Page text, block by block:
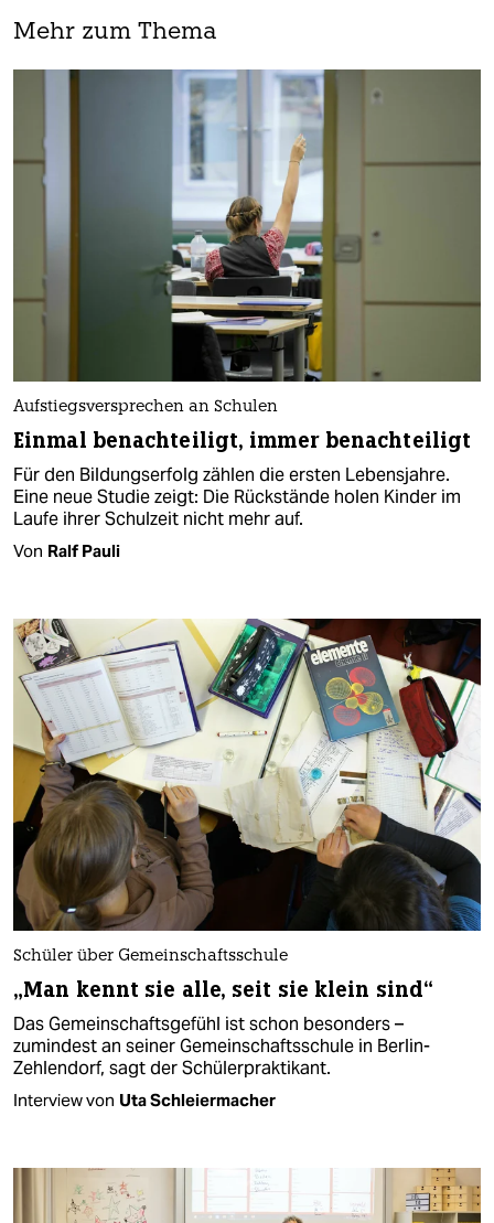
Mehr zum Thema
Aufstiegsversprechen an Schulen
Einmal benachteiligt, immer benachteiligt
Für den Bildungserfolg zählen die ersten Lebensjahre.
Eine neue Studie zeigt: Die Rückstände holen Kinder im
Laufe ihrer Schulzeit nicht mehr auf.
Von Ralf Pauli
Schüler über Gemeinschaftsschule
„Man kennt sie alle, seit sie klein sind“
Das Gemeinschaftsgefühl ist schon besonders –
zumindest an seiner Gemeinschaftsschule in Berlin-
Zehlendorf, sagt der Schülerpraktikant.
Interview von Uta Schleiermacher